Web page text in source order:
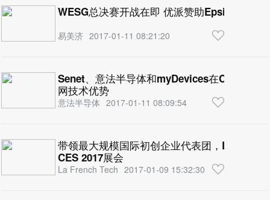
WESG总决赛开战在即 优派赞助Epsilon战队
易美济 2017-01-11 08:21:20
Senet、意法半导体和myDevices在CES 2017
网技术优势
意法半导体 2017-01-11 08:09:54
带领最大规模国际初创企业代表团，La
CES 2017展会
La French Tech 2017-01-09 15:32:30